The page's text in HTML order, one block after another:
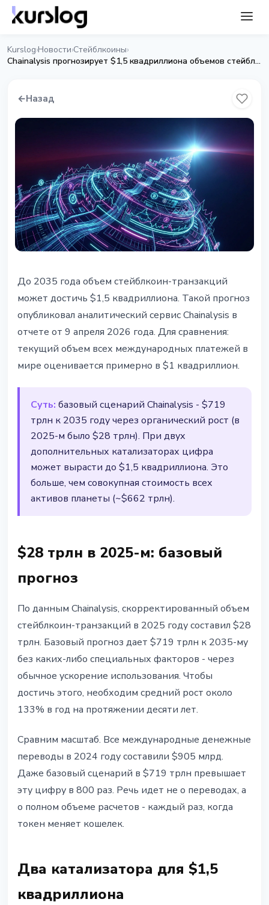
Kurslog›Новости›Стейблкоины›
Chainalysis прогнозирует $1,5 квадриллиона объемов стейблкоинов к 2035 году
←Назад
Chainalysis прогнозирует $1,5
квадриллиона объемов
стейблкоинов к 2035 году
9 апреля 2026 г. 2 мин чтения
Наталия Дорофеева
До 2035 года объем стейблкоин-транзакций
может достичь $1,5 квадриллиона. Такой прогноз
опубликовал аналитический сервис Chainalysis в
отчете от 9 апреля 2026 года. Для сравнения:
текущий объем всех международных платежей в
мире оценивается примерно в $1 квадриллион.
Суть: базовый сценарий Chainalysis - $719
трлн к 2035 году через органический рост (в
2025-м было $28 трлн). При двух
дополнительных катализаторах цифра
может вырасти до $1,5 квадриллиона. Это
больше, чем совокупная стоимость всех
активов планеты (~$662 трлн).
$28 трлн в 2025-м: базовый
прогноз
По данным Chainalysis, скорректированный объем
стейблкоин-транзакций в 2025 году составил $28
трлн. Базовый прогноз дает $719 трлн к 2035-му
без каких-либо специальных факторов - через
обычное ускорение использования. Чтобы
достичь этого, необходим средний рост около
133% в год на протяжении десяти лет.
Сравним масштаб. Все международные денежные
переводы в 2024 году составили $905 млрд.
Даже базовый сценарий в $719 трлн превышает
эту цифру в 800 раз. Речь идет не о переводах, а
о полном объеме расчетов - каждый раз, когда
токен меняет кошелек.
Два катализатора для $1,5
квадриллиона